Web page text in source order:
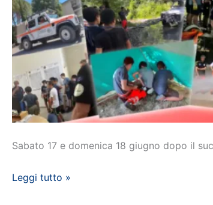
Sabato 17 e domenica 18 giugno dopo il
Torna
Leggi tutto »